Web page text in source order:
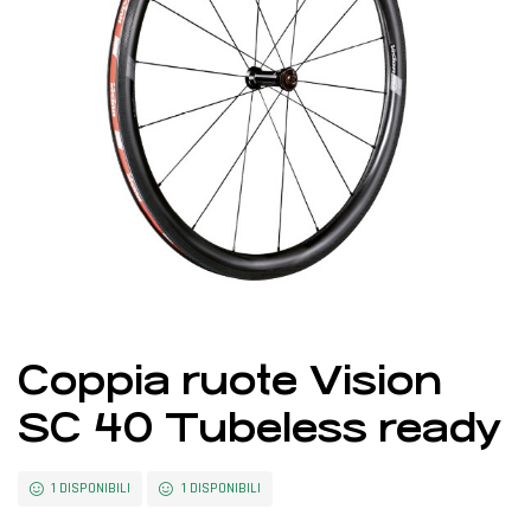
Coppia ruote Vision
SC 40 Tubeless ready
1 DISPONIBILI 1 DISPONIBILI